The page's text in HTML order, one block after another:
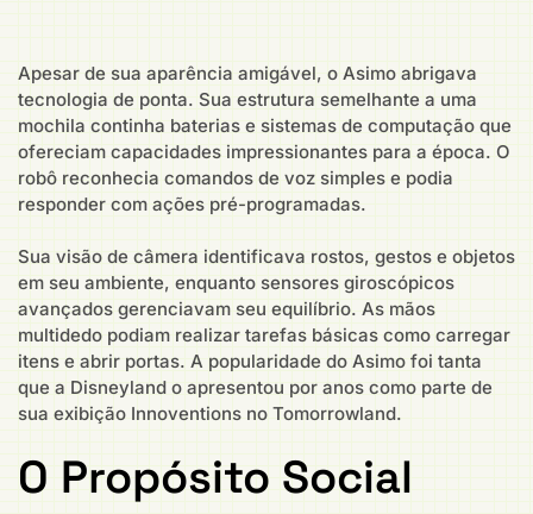
Apesar de sua aparência amigável, o Asimo abrigava
tecnologia de ponta. Sua estrutura semelhante a uma
mochila continha baterias e sistemas de computação que
ofereciam capacidades impressionantes para a época. O
robô reconhecia comandos de voz simples e podia
responder com ações pré-programadas.
Sua visão de câmera identificava rostos, gestos e objetos
em seu ambiente, enquanto sensores giroscópicos
avançados gerenciavam seu equilíbrio. As mãos
multidedo podiam realizar tarefas básicas como carregar
itens e abrir portas. A popularidade do Asimo foi tanta
que a Disneyland o apresentou por anos como parte de
sua exibição Innoventions no Tomorrowland.
O Propósito Social